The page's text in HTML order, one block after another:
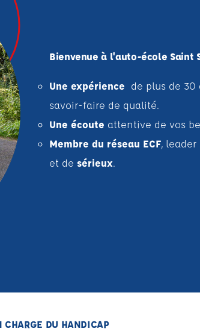
Bienvenue à l'auto-école Saint
Une expérience de plus de
savoir-faire de qualité.
Une écoute attentive de vos
Membre du réseau ECF,
et de sérieux.
CHARGE DU HANDICAP